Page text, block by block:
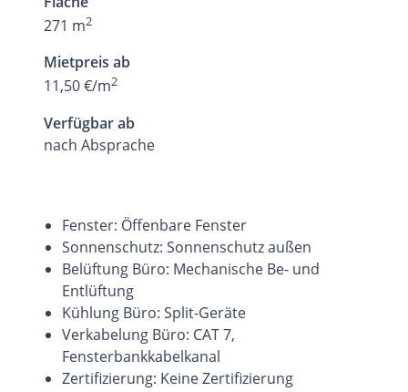
271 m2
Mietpreis ab
11,50 €/m2
Verfügbar ab
nach Absprache
Fenster: Öffenbare Fenster
Sonnenschutz: Sonnenschutz außen
Belüftung Büro: Mechanische Be- und
Entlüftung
Kühlung Büro: Split-Geräte
Verkabelung Büro: CAT 7,
Fensterbankkabelkanal
Zertifizierung: Keine Zertifizierung